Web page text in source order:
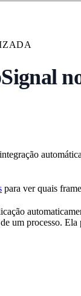
para ver quais
um processo. Ela